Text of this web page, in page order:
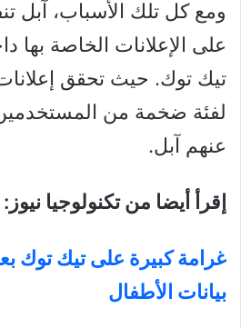
ومع كل تلك الأسباب، آبل
على الإعلانات الخاصة بها
تيك توك. حيث تحقق
لفئة ضخمة من
عنهم آبل.
إقرأ أيضا من تكنولوجيا نيوز:
غرامة كبيرة على تيك توك
بيانات الأطفال